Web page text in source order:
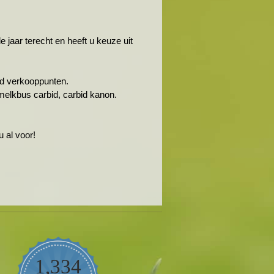
jaar terecht en heeft u keuze uit
verkooppunten.
carbid, carbid kanon.
al voor!
1,334